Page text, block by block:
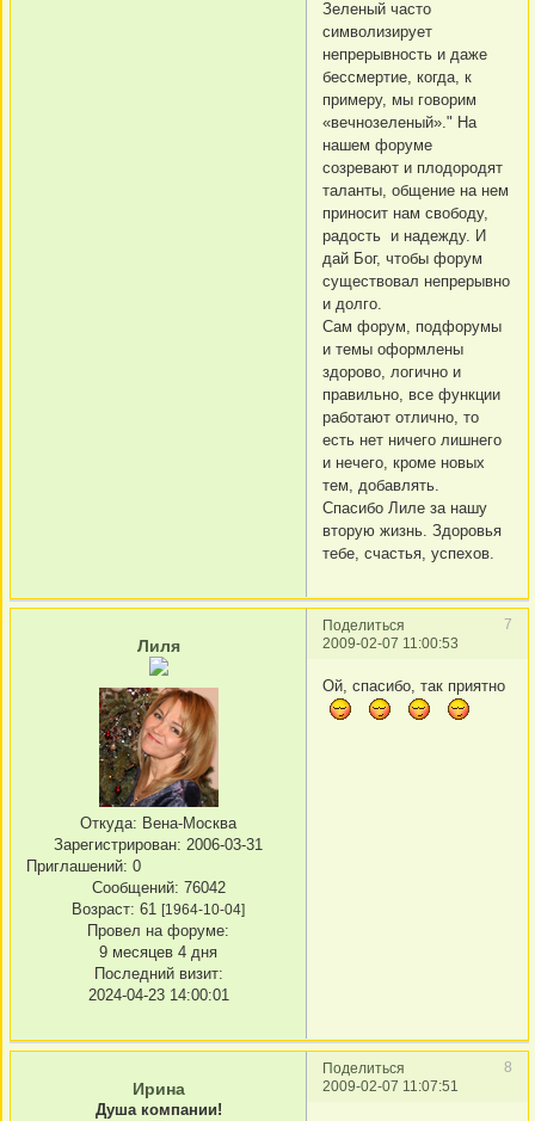
Зеленый часто
символизирует
непрерывность и даже
бессмертие, когда, к
примеру, мы говорим
«вечнозеленый»." На
нашем форуме
созревают и плодородят
таланты, общение на нем
приносит нам свободу,
радость и надежду. И
дай Бог, чтобы форум
существовал непрерывно
и долго.
Сам форум, подфорумы
и темы оформлены
здорово, логично и
правильно, все функции
работают отлично, то
есть нет ничего лишнего
и нечего, кроме новых
тем, добавлять.
Спасибо Лиле за нашу
вторую жизнь. Здоровья
тебе, счастья, успехов.
Поделиться
7
2009-02-07 11:00:53
Лиля
Откуда: Вена-Москва
Зарегистрирован: 2006-03-31
Приглашений: 0
Сообщений: 76042
Возраст: 61 [1964-10-04]
Провел на форуме:
9 месяцев 4 дня
Последний визит:
2024-04-23 14:00:01
Ой, спасибо, так приятно
Поделиться
8
2009-02-07 11:07:51
Ирина
Душа компании!